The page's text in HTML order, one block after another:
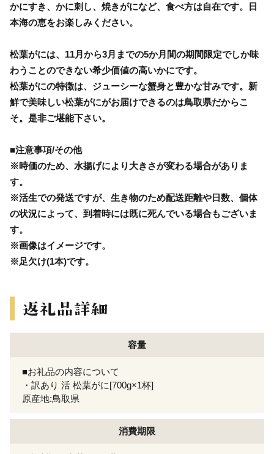
かにすき、かに刺し、焼きがになど、食べ方は自在です。日
本海の恵をお楽しみください。
松葉がには、11月から3月までの5か月間の期間限定でしか味
わうことのできない希少価値の高いかにです。
松葉がにの特徴は、ジューシーな蟹身と豊かな甘みです。新
鮮で美味しい松葉がにがお届けできるのは鳥取県だからこ
そ。是非ご堪能下さい。
■注意事項/その他
※時価のため、水揚げにより大きさが変わる場合がありま
す。
※活生での発送ですが、生き物のため配送距離や日数、個体
の状況によって、到着時には既に死んでいる場合もございま
す。
※画像はイメージです。
※足欠け(1本)です。
容量
■お礼品の内容について
・訳あり 活 松葉がに[700g×1杯]
原産地:鳥取県
消費期限